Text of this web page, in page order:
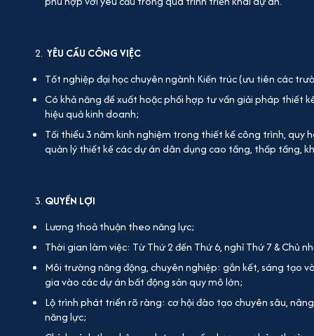
YÊU CẦU CÔNG VIỆC
Tốt nghiệp đại học chuyên ngành Kiến trúc (ưu tiên các
Có khả năng đề xuất hoặc phối hợp tư vấn giải pháp thiết
hiệu quả kinh doanh;
Tối thiểu 3 năm kinh nghiệm trong thiết kế công trình, quy
quản lý thiết kế các dự án dân dụng cao tầng, thấp tầng,
QUYỀN LỢI
Lương thoả thuận theo năng lực;
Thời gian làm việc: Từ Thứ 2 đến Thứ 6, nghỉ Thứ 7 & Chủ
Môi trường năng động, chuyên nghiệp: gắn kết, sáng tạo
gia vào các dự án bất động sản quy mô lớn;
Lộ trình phát triển rõ ràng: cơ hội đào tạo chuyên sâu,
năng lực;